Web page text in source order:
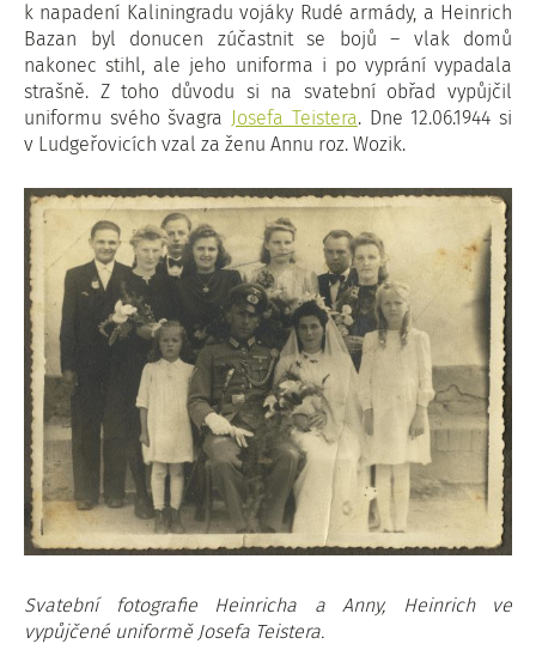
k napadení Kaliningradu vojáky Rudé armády, a Heinrich
Bazan byl donucen zúčastnit se bojů – vlak domů
nakonec stihl, ale jeho uniforma i po vyprání vypadala
strašně. Z toho důvodu si na svatební obřad vypůjčil
uniformu svého švagra Josefa Teistera. Dne 12.06.1944 si
v Ludgeřovicích vzal za ženu Annu roz. Wozik.
Svatební fotografie Heinricha a Anny, Heinrich ve
vypůjčené uniformě Josefa Teistera.